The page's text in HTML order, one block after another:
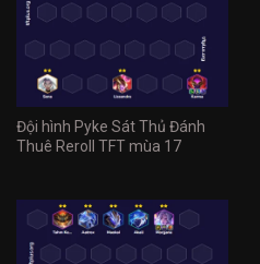
Đội hình Pyke Sát Thủ Đánh
Thuê Reroll TFT mùa 17